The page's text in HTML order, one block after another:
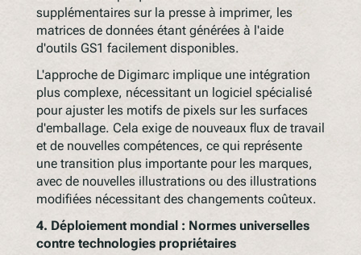
supplémentaires sur la presse à imprimer, les
matrices de données étant générées à l'aide
d'outils GS1 facilement disponibles.
L'approche de Digimarc implique une intégration
plus complexe, nécessitant un logiciel spécialisé
pour ajuster les motifs de pixels sur les surfaces
d'emballage. Cela exige de nouveaux flux de travail
et de nouvelles compétences, ce qui représente
une transition plus importante pour les marques,
avec de nouvelles illustrations ou des illustrations
modifiées nécessitant des changements coûteux.
4. Déploiement mondial : Normes universelles
contre technologies propriétaires